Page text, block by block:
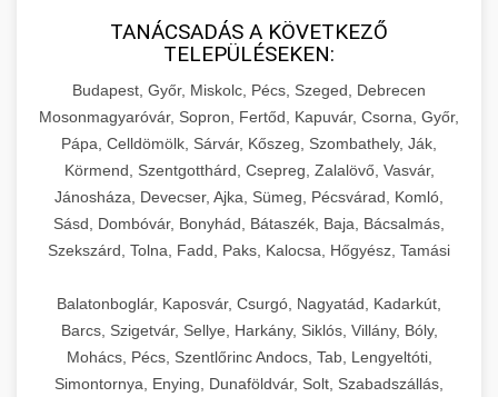
TANÁCSADÁS A KÖVETKEZŐ
TELEPÜLÉSEKEN:
Budapest, Győr, Miskolc, Pécs, Szeged, Debrecen
Mosonmagyaróvár, Sopron, Fertőd, Kapuvár, Csorna, Győr,
Pápa, Celldömölk, Sárvár, Kőszeg, Szombathely, Ják,
Körmend, Szentgotthárd, Csepreg, Zalalövő, Vasvár,
Jánosháza, Devecser, Ajka, Sümeg, Pécsvárad, Komló,
Sásd, Dombóvár, Bonyhád, Bátaszék, Baja, Bácsalmás,
Szekszárd, Tolna, Fadd, Paks, Kalocsa, Hőgyész, Tamási
Balatonboglár, Kaposvár, Csurgó, Nagyatád, Kadarkút,
Barcs, Szigetvár, Sellye, Harkány, Siklós, Villány, Bóly,
Mohács, Pécs, Szentlőrinc Andocs, Tab, Lengyeltóti,
Simontornya, Enying, Dunaföldvár, Solt, Szabadszállás,